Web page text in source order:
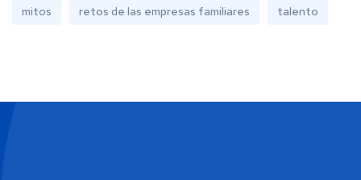
mitos retos de las empresas familiares talento